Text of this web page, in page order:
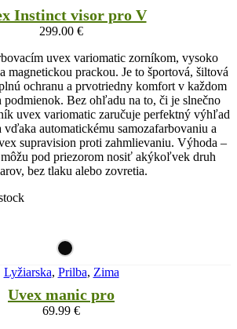
Instinct visor pro V
299.00 €
uvex variomatic zorníkom, vysoko
magnetickou prackou. Je to športová, šiltová
ochranu a prvotriedny komfort v každom
podmienok. Bez ohľadu na to, či je slnečno
uvex variomatic zaručuje perfektný výhľad
vďaka automatickému samozafarbovaniu a
supravision proti zahmlievaniu. Výhoda –
pod priezorom nosiť akýkoľvek druh
bez tlaku alebo zovretia.
Lyžiarska, Prilba, Zima
Uvex manic pro
69.99 €